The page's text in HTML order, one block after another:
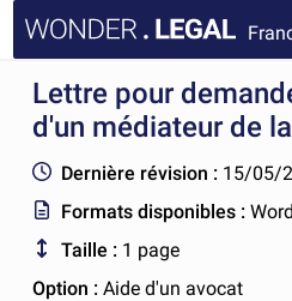
ACCUEIL
FAQ
MON COMPTE
Lettre pour
d'un médiateur de
Dernière révision : 15/05/
Formats disponibles :
Taille : 1 page
Option :Aide d'un avocat